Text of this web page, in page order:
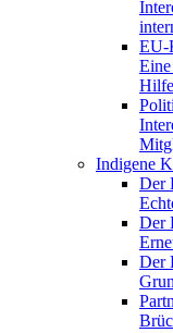
EU-
Indigene
Der
Der
Der